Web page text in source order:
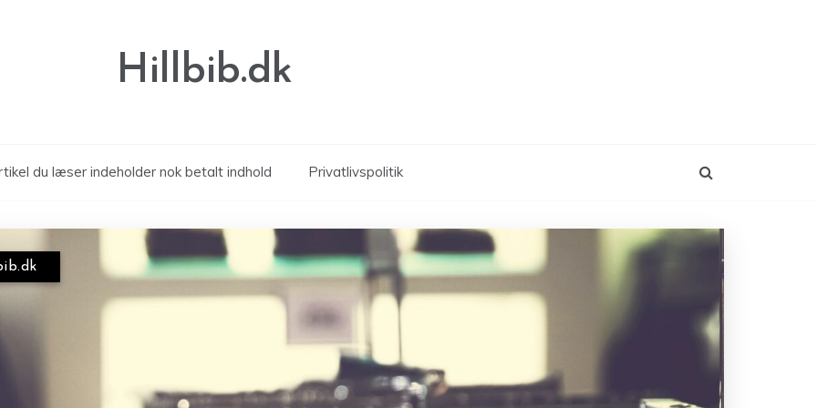
Hillbib.dk
du læser indeholder nok betalt indhold Privatlivspolitik